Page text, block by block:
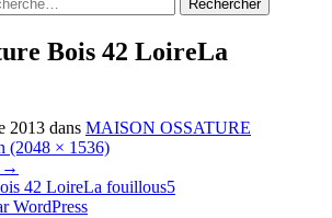
Bois 42 LoireLa
2013 dans MAISON OSSATURE
(2048 × 1536)
→
WordPress